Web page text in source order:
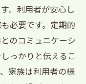
。利用者が安心し
必要です。定期的
のコミュニケーシ
っかりと伝えるこ
家族は利用者の様